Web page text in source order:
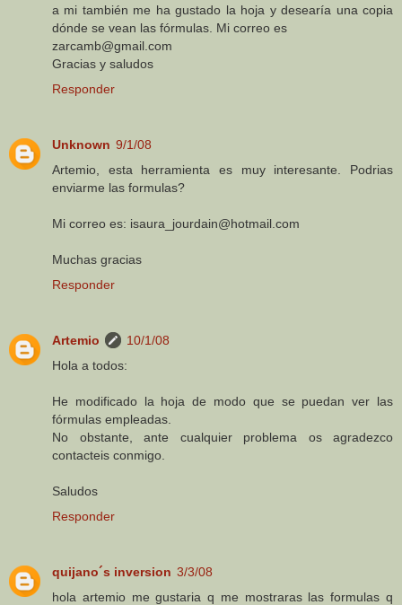
a mi también me ha gustado la hoja y desearía una copia
dónde se vean las fórmulas. Mi correo es
zarcamb@gmail.com
Gracias y saludos
Responder
Unknown 9/1/08
Artemio, esta herramienta es muy interesante. Podrias
enviarme las formulas?
Mi correo es: isaura_jourdain@hotmail.com
Muchas gracias
Responder
Artemio
10/1/08
Hola a todos:
He modificado la hoja de modo que se puedan ver las
fórmulas empleadas.
No obstante, ante cualquier problema os agradezco
contacteis conmigo.
Saludos
Responder
quijano´s inversion 3/3/08
hola artemio me gustaria q me mostraras las formulas q